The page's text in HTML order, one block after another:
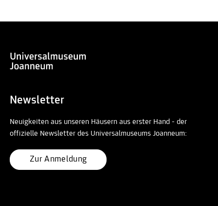
Newsletter
Neuigkeiten aus unseren Häusern aus erster Hand - der
offizielle Newsletter des Universalmuseums Joanneum:
Zur Anmeldung